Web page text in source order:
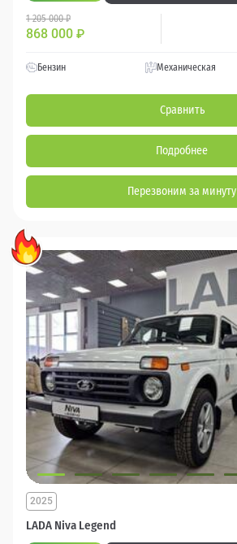
1 205 000 ₽
868 000 ₽
Бензин Механическая
Сравнить
Подробнее
Перезвоним за минуту
LADA Niva Legend
2025